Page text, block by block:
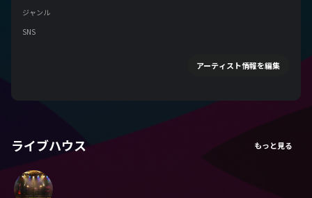
ジャンル
SNS
アーティスト情報を編集
ライブハウス